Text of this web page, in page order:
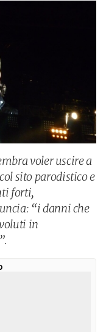
voler uscire a
sito parodistico e
forti,
“i danni che
in